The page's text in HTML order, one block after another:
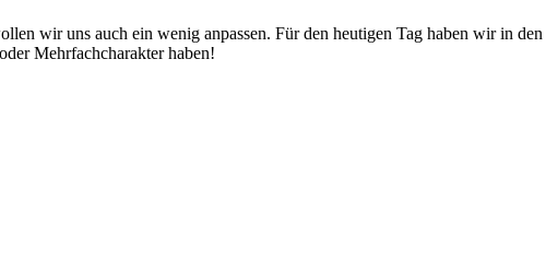
wir uns auch ein wenig anpassen. Für den heutigen Tag haben wir in den
Mehrfachcharakter haben!